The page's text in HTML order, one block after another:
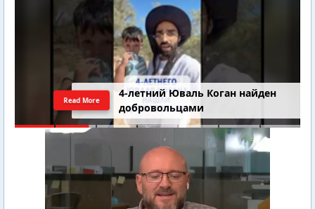
4-летний Юваль Коган найден
добровольцами
Read More